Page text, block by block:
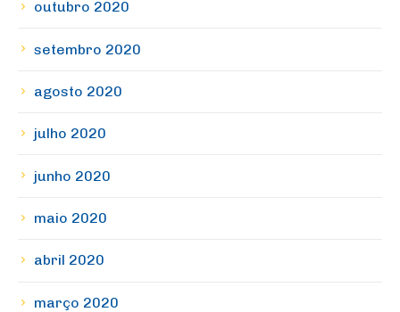
outubro 2020
setembro 2020
agosto 2020
julho 2020
junho 2020
maio 2020
abril 2020
março 2020